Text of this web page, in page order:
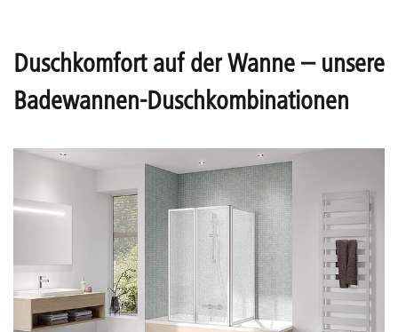
Duschkomfort auf der Wanne – unsere
Badewannen-Duschkombinationen